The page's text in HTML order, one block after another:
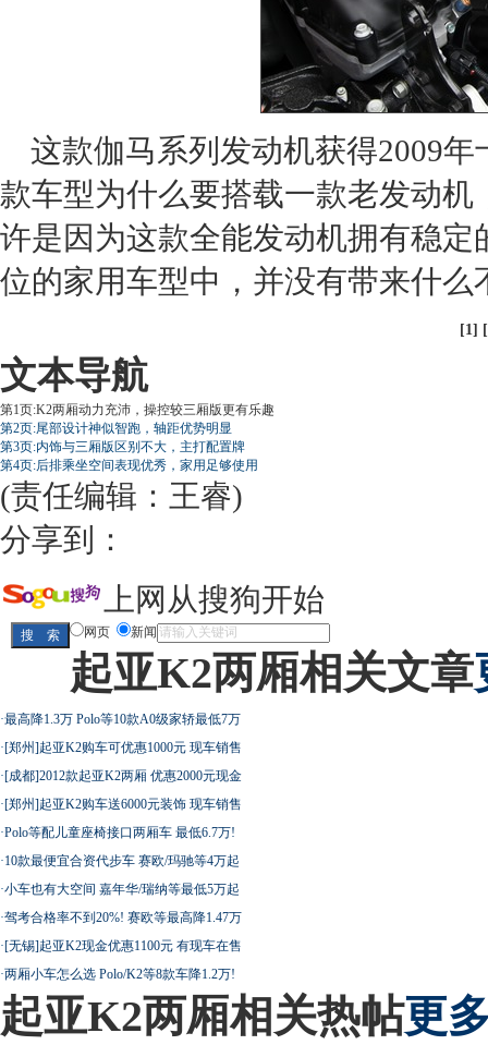
这款伽马系列 发动机获得2009年
款车型为什么要搭载一款老发动机
许是因为这款全能发动机拥有稳定
位的家用车型中，并没有带来什
[1] [
文本导航
第1页:K2两厢动力充沛，操控较三厢版更有乐趣
第2页:尾部设计神似智跑，轴距优势明显
第3页:内饰与三厢版区别不大，主打配置牌
第4页:后排乘坐空间表现优秀，家用足够使用
(责任编辑：王睿)
分享到：
上网从搜狗开始
网页 新闻
起亚K2两厢相关文章
·最高降1.3万 Polo等10款A0级家轿最低7万
·[郑州]起亚K2购车可优惠1000元 现车销售
·[成都]2012款起亚K2两厢 优惠2000元现金
·[郑州]起亚K2购车送6000元装饰 现车销售
·Polo等配儿童座椅接口两厢车 最低6.7万!
·10款最便宜合资代步车 赛欧/玛驰等4万起
·小车也有大空间 嘉年华/瑞纳等最低5万起
·驾考合格率不到20%! 赛欧等最高降1.47万
·[无锡]起亚K2现金优惠1100元 有现车在售
·两厢小车怎么选 Polo/K2等8款车降1.2万!
起亚K2两厢相关热帖更